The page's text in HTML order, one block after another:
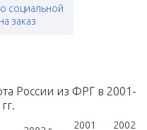
социальной
заказ
России из ФРГ в 2001-
2001
2002